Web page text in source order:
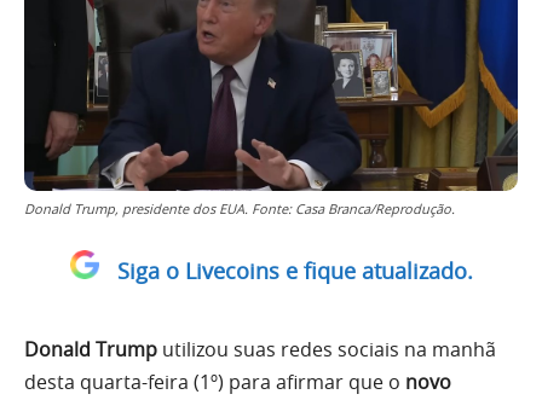
Donald Trump, presidente dos EUA. Fonte: Casa Branca/Reprodução.
Siga o Livecoins e fique atualizado.
Donald Trump utilizou suas redes sociais na manhã
desta quarta-feira (1º) para afirmar que o novo